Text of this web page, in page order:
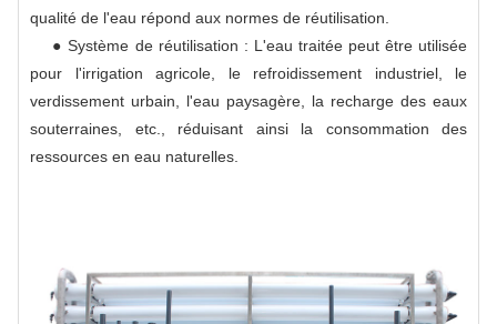
qualité de l'eau répond aux normes de réutilisation.
● Système de réutilisation : L'eau traitée peut être utilisée
pour l'irrigation agricole, le refroidissement industriel, le
verdissement urbain, l'eau paysagère, la recharge des eaux
souterraines, etc., réduisant ainsi la consommation des
ressources en eau naturelles.